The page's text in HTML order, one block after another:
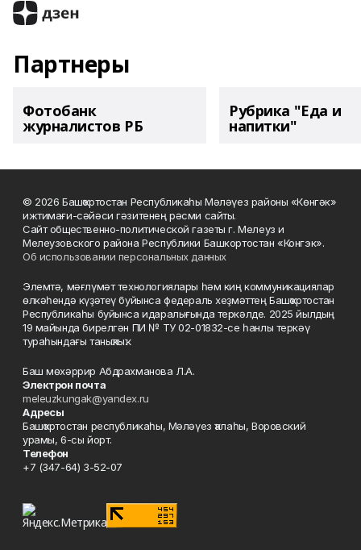
Партнеры
Фотобанк
журналистов РБ
Рубрика "Еда и
напитки"
© 2026 Башҡортостан Республикаһы Мәләүез районы «Көнгәк»
ижтимағи-сәйәси гәзитенең рәсми сайты.
Сайт общественно-политической газеты г. Мелеуз и
Мелеузовского района Республики Башкортостан «Конгэк».
Об использовании персональных данных
Элемтә, мәғлүмәт технологиялары һәм киң коммуникациялар
өлкәһендә күҙәтеү буйынса федераль хеҙмәттең Башҡортостан
Республикаһы буйынса идаралығында теркәлде. 2025 йылдың
19 майында бирелгән ПИ № ТУ 02-01832-се һанлы теркәү
тураһындағы таныҡлыҡ.
Баш мөхәррир Абдрахманова Л.А.
Электрон почта
meleuzkungak@yandex.ru
Адресы
Башҡортостан республикаһы, Мәләүез ҡалаһы, Воровский
урамы, 6-сы йорт.
Телефон
+7 (347-64) 3-52-07